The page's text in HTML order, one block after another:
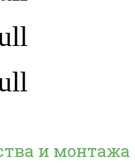
и монтажа